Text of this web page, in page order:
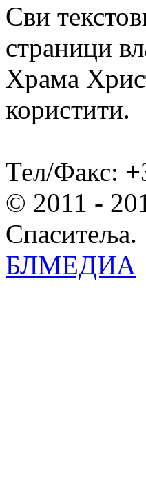
Сви
страници
Храма
користити.
Тел/Факс:
© 2011 -
Спаситеља.
БЛМЕДИА